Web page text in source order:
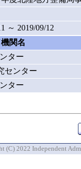
～ 2019/09/12
関名
ター
センター
ター
(C) 2022 Independent